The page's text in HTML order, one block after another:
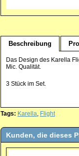
Beschreibung
Das Design des Karella
Mic. Qualität.
3 Stück im Set.
Tags: Karella, Flight
Kunden, die dieses